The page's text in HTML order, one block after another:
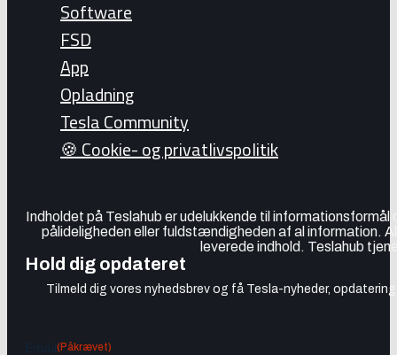
Software
FSD
App
Opladning
Tesla Community
🍪 Cookie- og privatlivspolitik
Indholdet på Teslahub er udelukkende til
pålideligheden eller fuldstændigheden af al information.
leverede indhold. Teslahub
Hold dig opdateret
Tilmeld dig vores nyhedsbrev og få Tesla-nyheder,
(Påkrævet)